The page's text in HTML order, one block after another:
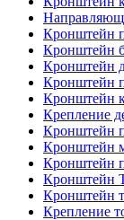
Кронштейн
Кронштейн
Кронштейн
Кронштейн
Кронштейн
Крепление
Кронштейн
Кронштейн
Кронштейн
Кронштейн
Крепление